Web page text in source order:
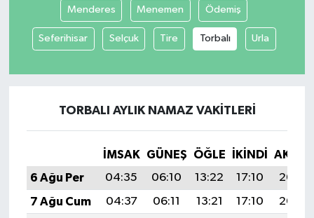
Menderes Menemen Ödemiş
Seferihisar Selçuk Tire Torbalı Urla
TORBALI AYLIK NAMAZ VAKITLERI
İMSAK GÜNEŞ ÖĞLE İKINDI
6 Ağu Per
04:35 06:10 13:22 17:10
20:23
7 Ağu Cum
04:37 06:11 13:21 17:10
20:22